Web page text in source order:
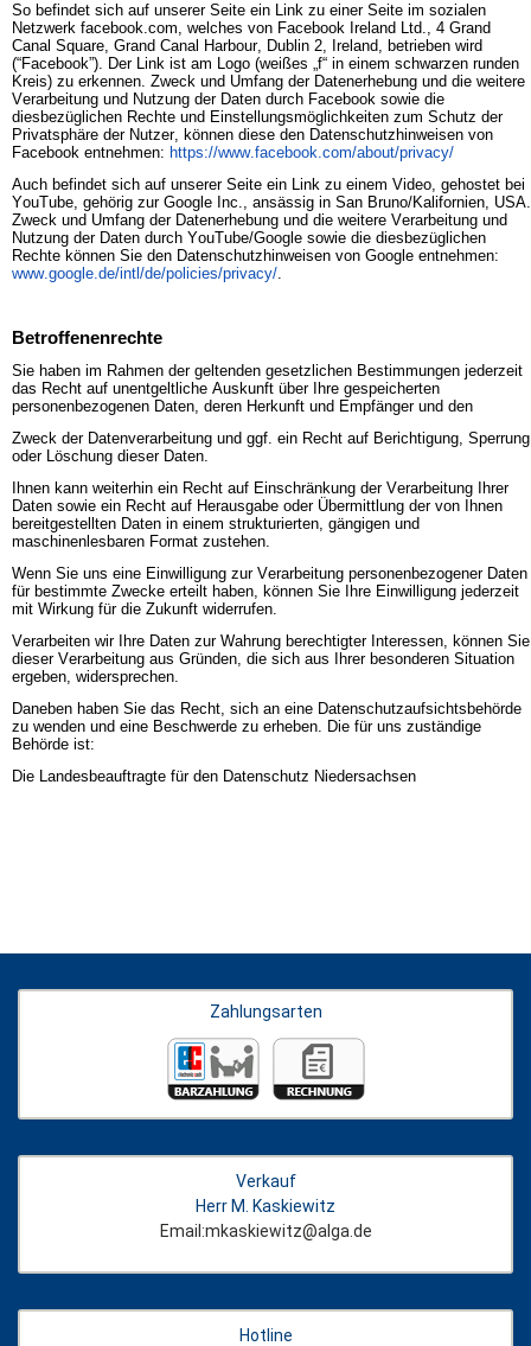
So befindet sich auf unserer Seite ein Link zu einer Seite im sozialen
Netzwerk facebook.com, welches von Facebook Ireland Ltd., 4 Grand
Canal Square, Grand Canal Harbour, Dublin 2, Ireland, betrieben wird
(“Facebook”). Der Link ist am Logo (weißes „f“ in einem schwarzen runden
Kreis) zu erkennen. Zweck und Umfang der Datenerhebung und die weitere
Verarbeitung und Nutzung der Daten durch Facebook sowie die
diesbezüglichen Rechte und Einstellungsmöglichkeiten zum Schutz der
Privatsphäre der Nutzer, können diese den Datenschutzhinweisen von
Facebook entnehmen: https://www.facebook.com/about/privacy/
Auch befindet sich auf unserer Seite ein Link zu einem Video, gehostet bei
YouTube, gehörig zur Google Inc., ansässig in San Bruno/Kalifornien, USA.
Zweck und Umfang der Datenerhebung und die weitere Verarbeitung und
Nutzung der Daten durch YouTube/Google sowie die diesbezüglichen
Rechte können Sie den Datenschutzhinweisen von Google entnehmen:
www.google.de/intl/de/policies/privacy/.
Betroffenenrechte
Sie haben im Rahmen der geltenden gesetzlichen Bestimmungen jederzeit
das Recht auf unentgeltliche Auskunft über Ihre gespeicherten
personenbezogenen Daten, deren Herkunft und Empfänger und den
Zweck der Datenverarbeitung und ggf. ein Recht auf Berichtigung, Sperrung
oder Löschung dieser Daten.
Ihnen kann weiterhin ein Recht auf Einschränkung der Verarbeitung Ihrer
Daten sowie ein Recht auf Herausgabe oder Übermittlung der von Ihnen
bereitgestellten Daten in einem strukturierten, gängigen und
maschinenlesbaren Format zustehen.
Wenn Sie uns eine Einwilligung zur Verarbeitung personenbezogener Daten
für bestimmte Zwecke erteilt haben, können Sie Ihre Einwilligung jederzeit
mit Wirkung für die Zukunft widerrufen.
Verarbeiten wir Ihre Daten zur Wahrung berechtigter Interessen, können Sie
dieser Verarbeitung aus Gründen, die sich aus Ihrer besonderen Situation
ergeben, widersprechen.
Daneben haben Sie das Recht, sich an eine Datenschutzaufsichtsbehörde
zu wenden und eine Beschwerde zu erheben. Die für uns zuständige
Behörde ist:
Die Landesbeauftragte für den Datenschutz Niedersachsen
Zahlungsarten
Verkauf
Herr M. Kaskiewitz
Email:mkaskiewitz@alga.de
Hotline